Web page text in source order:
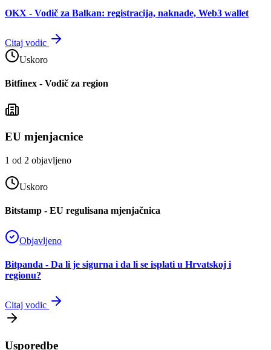
OKX - Vodič za Balkan: registracija, naknade, Web3 wallet
Citaj vodic
Uskoro
Bitfinex - Vodič za region
EU mjenjacnice
1 od 2 objavljeno
Uskoro
Bitstamp - EU regulisana mjenjačnica
Objavljeno
Bitpanda - Da li je sigurna i da li se isplati u Hrvatskoj i
regionu?
Citaj vodic
Usporedbe